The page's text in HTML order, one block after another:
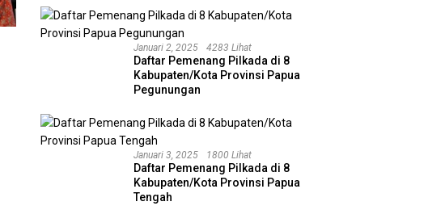
Januari 2, 2025 4283 Lihat
Daftar Pemenang Pilkada di 8
Kabupaten/Kota Provinsi Papua
Pegunungan
Januari 3, 2025 1800 Lihat
Daftar Pemenang Pilkada di 8
Kabupaten/Kota Provinsi Papua
Tengah